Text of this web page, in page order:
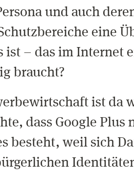
und auch
eine
ist – das im Internet
braucht?
ist da
dass Google Plus
besteht, weil sich